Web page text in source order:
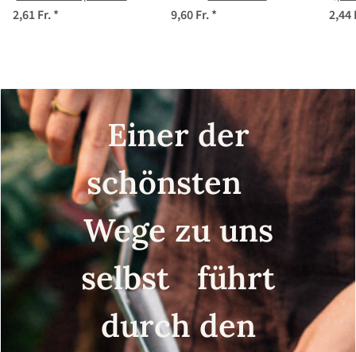
tabacum) Samen
2,61 Fr.* 9,60 Fr.* 2,44
Einer der
schönsten
Wege zu uns
selbst führt
durch den